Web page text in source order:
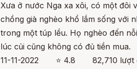
Xưa ở nước Nga xa xôi, có một đôi
chồng già nghèo khổ lắm sống với
trong một túp lều. Họ nghèo đến
lúc củi cũng không có đủ tiền mua.
11-11-2022
⭐ 4.8
82,710 lượt